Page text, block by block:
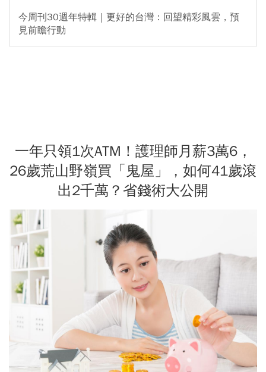
今周刊30週年特輯｜更好的台灣：回望精彩風雲，預
見前瞻行動
一年只領1次ATM！護理師月薪3萬6，
26歲荒山野嶺買「鬼屋」，如何41歲滾
出2千萬？省錢術大公開